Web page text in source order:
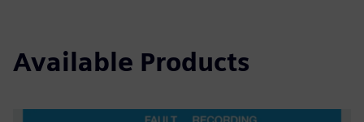
Available Products